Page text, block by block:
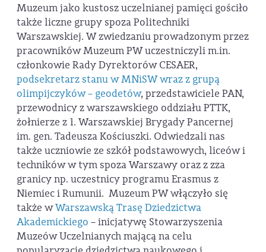
Muzeum jako kustosz uczelnianej pamięci gościło
także liczne grupy spoza Politechniki
Warszawskiej. W zwiedzaniu prowadzonym przez
pracowników Muzeum PW uczestniczyli m.in.
członkowie Rady Dyrektorów CESAER,
podsekretarz stanu w MNiSW wraz z grupą
olimpijczyków – geodetów, przedstawiciele PAN,
przewodnicy z warszawskiego oddziału PTTK,
żołnierze z 1. Warszawskiej Brygady Pancernej
im. gen. Tadeusza Kościuszki. Odwiedzali nas
także uczniowie ze szkół podstawowych, liceów i
techników w tym spoza Warszawy oraz z zza
granicy np. uczestnicy programu Erasmus z
Niemiec i Rumunii. Muzeum PW włączyło się
także wWarszawską Trasę Dziedzictwa
Akademickiego – inicjatywę Stowarzyszenia
Muzeów Uczelnianych mającą na celu